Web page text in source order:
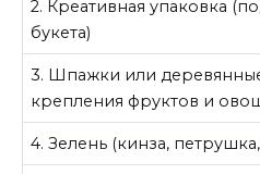
2. Креативная упаковка
букета)
3. Шпажки или
крепления фруктов и
4. Зелень (кинза,